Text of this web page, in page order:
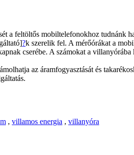
a feltöltős mobiltelefonokhoz tudnánk
?k szerelik fel. A mérőórákat a
cserébe. A számokat a
az áramfogyasztását és
, villamos energia , villanyóra